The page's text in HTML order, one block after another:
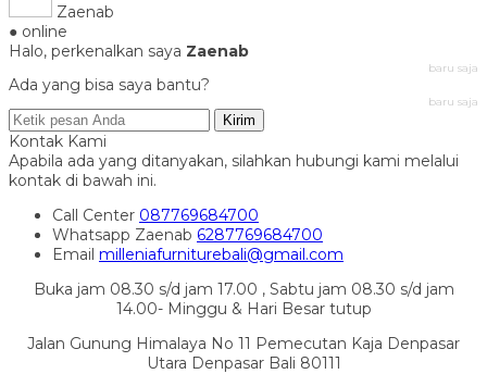
Zaenab
● online
Halo, perkenalkan saya Zaenab
baru saja
Ada yang bisa saya bantu?
baru saja
Kirim
Kontak Kami
Apabila ada yang ditanyakan, silahkan hubungi kami melalui
kontak di bawah ini.
Call Center 087769684700
Whatsapp Zaenab 6287769684700
Email milleniafurniturebali@gmail.com
Buka jam 08.30 s/d jam 17.00 , Sabtu jam 08.30 s/d jam
14.00- Minggu & Hari Besar tutup
Jalan Gunung Himalaya No 11 Pemecutan Kaja Denpasar
Utara Denpasar Bali 80111